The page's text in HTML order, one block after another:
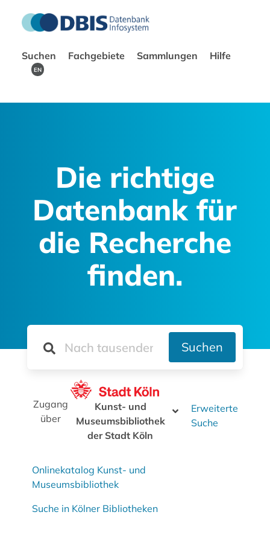
Suchen Fachgebiete Sammlungen Hilfe
EN
Die richtige
Datenbank für
die Recherche
finden.
Suchen
Zugang
über
Kunst- und
Museumsbibliothek
der Stadt Köln
Erweiterte
Suche
Onlinekatalog Kunst- und
Museumsbibliothek
Suche in Kölner Bibliotheken